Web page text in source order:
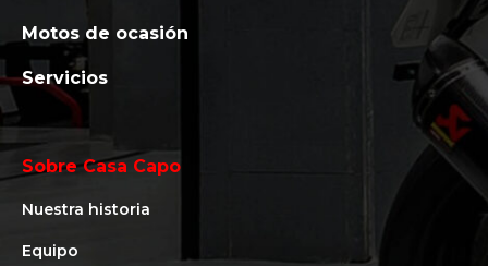
Motos de ocasión
Servicios
Sobre Casa Capo
Nuestra historia
Equipo